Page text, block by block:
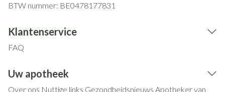
BTW nummer: BE0478177831
Klantenservice
FAQ
Uw apotheek
Over ons Nuttige links Gezondheidsnieuws Apotheker van